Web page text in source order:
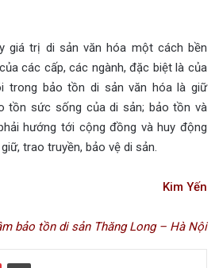
giá trị di sản văn hóa một cách bền
các cấp, các ngành, đặc biệt là của
trong bảo tồn di sản văn hóa là giữ
tồn sức sống của di sản; bảo tồn và
hướng tới cộng đồng và huy động
trao truyền, bảo vệ di sản.
Kim Yến
bảo tồn di sản Thăng Long – Hà Nội